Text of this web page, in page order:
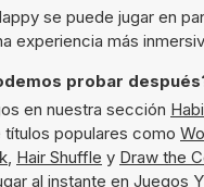
se puede jugar en
experiencia más
probar
en nuestra sección
populares como
, Hair Shuffle y Draw the
al instante en Juegos